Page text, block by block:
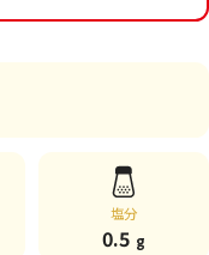
塩分
0.5 g